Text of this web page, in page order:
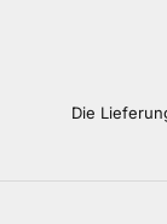
Die